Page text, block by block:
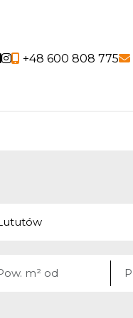
Social link
Social link
+48 600 808 775